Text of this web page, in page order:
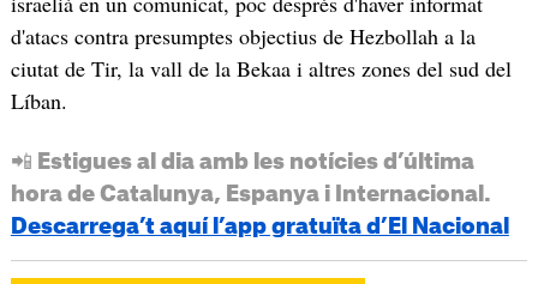
d'atacs contra presumptes objectius de Hezbollah a la
ciutat de Tir, la vall de la Bekaa i altres zones del sud del
Líban.
📲 Estigues al dia amb les notícies d’última
hora de Catalunya, Espanya i Internacional.
Descarrega’t aquí l’app gratuïta d’El Nacional